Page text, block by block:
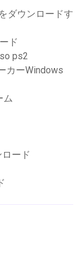
ダウンロードす
ド
ps2
カーWindows
ム
ード